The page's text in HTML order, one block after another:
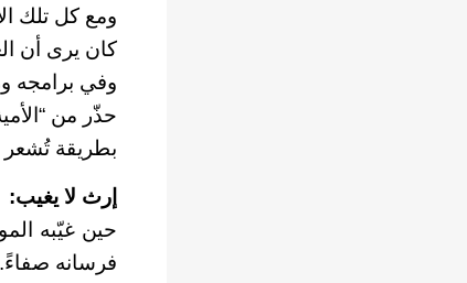
ومع كل تلك
كان يرى أن
وفي برامجه
حذّر من
بطريقة تُشعر
إرث لا يغيب:
فرسانه صفاءً.